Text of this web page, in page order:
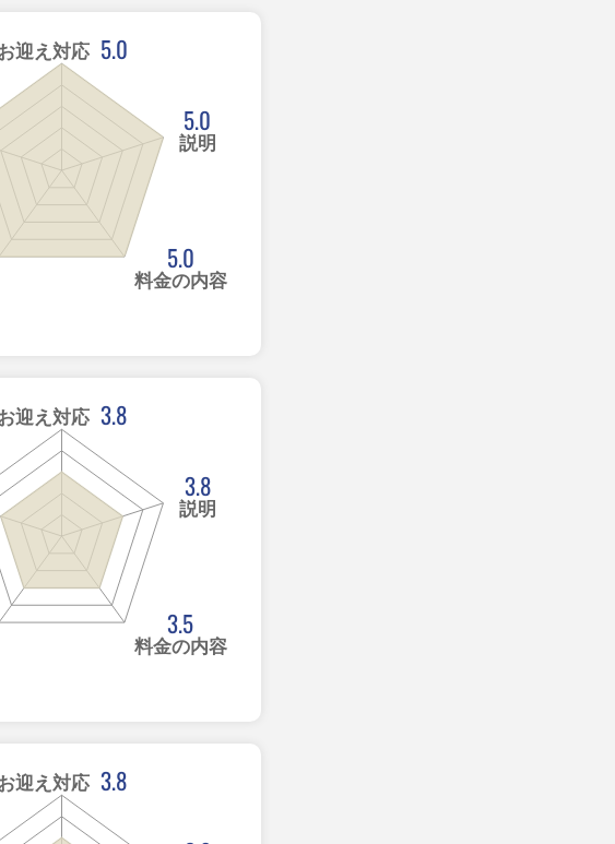
迎え対応 5.0
5.0
説明
5.0
料金の内容
迎え対応 3.8
3.8
説明
3.5
料金の内容
迎え対応 3.8